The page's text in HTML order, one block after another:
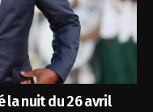
la nuit du 26 avril